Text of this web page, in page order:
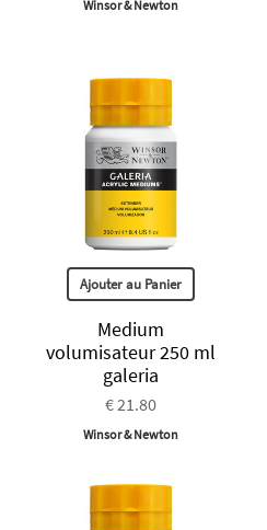
Winsor & Newton
Ajouter au Panier
Medium
volumisateur 250 ml
galeria
€ 21.80
Winsor & Newton